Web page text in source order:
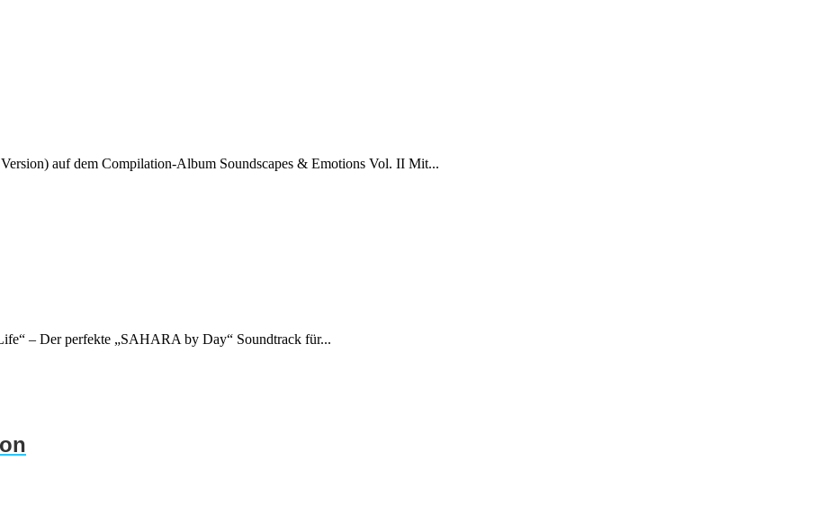
auf dem Compilation-Album Soundscapes & Emotions Vol. II Mit...
– Der perfekte „SAHARA by Day“ Soundtrack für...